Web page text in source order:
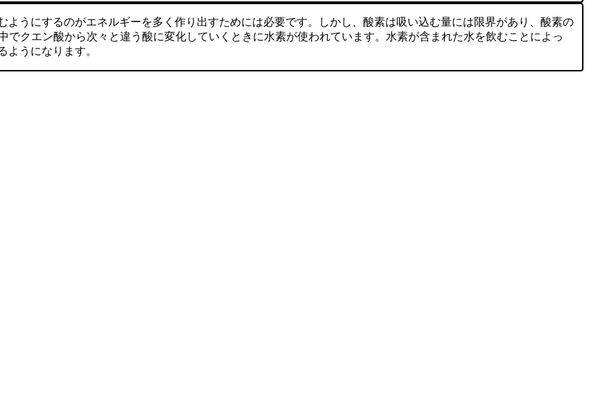
うにするのがエネルギーを多く作り出すためには必要です。しかし、酸素は吸い込む量には限界があり、酸素の
クエン酸から次々と違う酸に変化していくときに水素が使われています。水素が含まれた水を飲むことによっ
うになります。